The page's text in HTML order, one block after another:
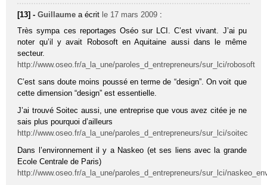
[13] -Guillaume a écrit le 17 mars 2009 :
Très sympa ces reportages Oséo sur LCI. C’est vivant. J’ai pu
noter qu’il y avait Robosoft en Aquitaine aussi dans le même
secteur.
http://www.oseo.fr/a_la_une/paroles_d_entrepreneurs/sur_lci/robosoft
C’est sans doute moins poussé en terme de “design”. On voit que
cette dimension “design” est essentielle.
J’ai trouvé Soitec aussi, une entreprise que vous avez citée je ne
sais plus pourquoi d’ailleurs
http://www.oseo.fr/a_la_une/paroles_d_entrepreneurs/sur_lci/soitec
Dans l’environnement il y a Naskeo (et ses liens avec la grande
Ecole Centrale de Paris)
http://www.oseo.fr/a_la_une/paroles_d_entrepreneurs/sur_lci/